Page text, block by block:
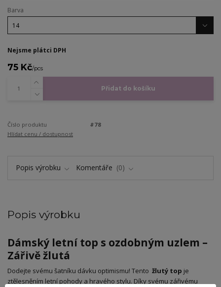
Barva
Nejsme plátci DPH
75 Kč/pcs
Přidat do košíku
Číslo produktu
#78
Hlídat cenu / dostupnost
Popis výrobku Komentáře 0
Popis výrobku
Dámský letní top s ozdobným uzlem –
Zářivě žlutá
​Dodejte svému šatníku dávku optimismu! Tento žlutý top je
ztělesněním letní pohody a hravého stylu. Díky svému zářivému